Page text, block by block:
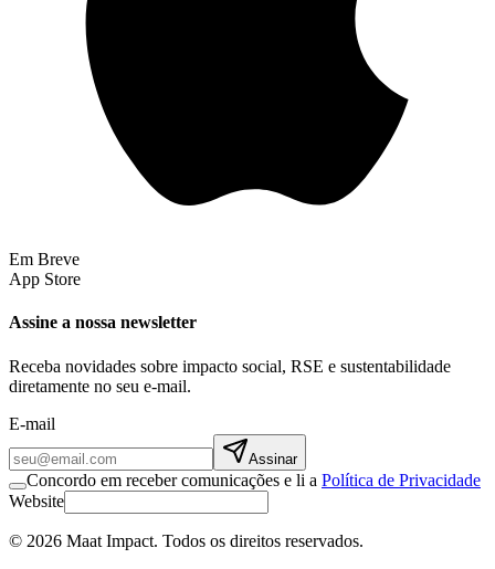
Em Breve
App Store
Assine a nossa newsletter
Receba novidades sobre impacto social, RSE e sustentabilidade
diretamente no seu e-mail.
E-mail
Assinar
Concordo em receber comunicações e li a Política de Privacidade
Website
© 2026 Maat Impact. Todos os direitos reservados.